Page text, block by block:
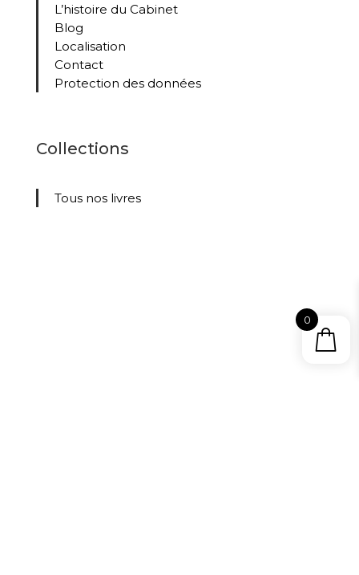
L’histoire du Cabinet
Blog
Localisation
Contact
Protection des données
Collections
Tous nos livres
0